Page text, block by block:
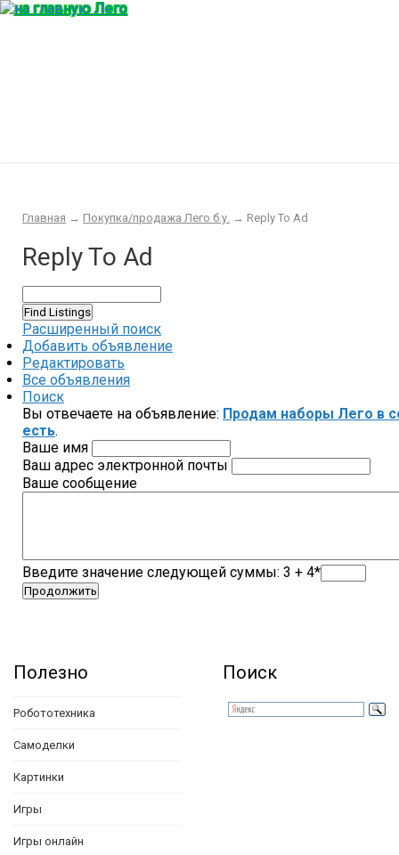
Главная → Покупка/продажа Лего б.у. → Reply To Ad
Reply To Ad
Расширенный поиск
Добавить объявление
Редактировать
Все объявления
Поиск
Вы отвечаете на объявление: Продам наборы Лего в
есть.
Ваше имя
Ваш адрес электронной почты
Ваше сообщение
Введите значение следующей суммы: 3 + 4*
Полезно
Робототехника
Самоделки
Картинки
Игры
Игры онлайн
Поиск